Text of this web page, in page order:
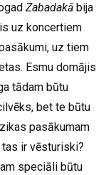
Zabadakā bija
uz koncertiem
uz tiem
Esmu domājis
tādam būtu
bet te būtu
pasākumam
ir vēsturiski?
speciāli būtu